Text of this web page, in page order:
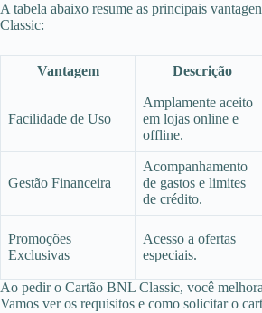
A tabela abaixo resume as principais
Classic:
Vantagem Descrição
Facilidade de Uso
Amplamente aceito
em lojas online e
offline.
Gestão Financeira
Acompanhamento
de gastos e limites
de crédito.
Promoções
Exclusivas
Acesso a ofertas
especiais.
Ao pedir o Cartão BNL Classic, você
Vamos ver os requisitos e como solicitar o